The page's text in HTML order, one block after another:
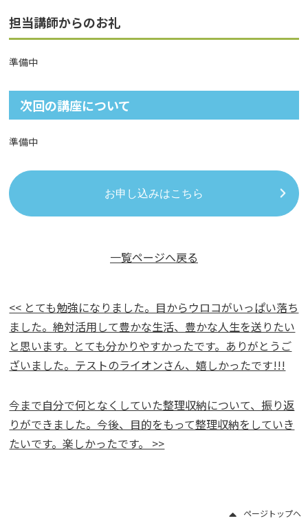
担当講師からのお礼
準備中
次回の講座について
準備中
お申し込みはこちら
一覧ページへ戻る
<< とても勉強になりました。目からウロコがいっぱい落ち
ました。絶対活用して豊かな生活、豊かな人生を送りたい
と思います。とても分かりやすかったです。ありがとうご
ざいました。テストのライオンさん、嬉しかったです!!!
今まで自分で何となくしていた整理収納について、振り返
りができました。今後、目的をもって整理収納をしていき
たいです。楽しかったです。 >>
ページトップヘ